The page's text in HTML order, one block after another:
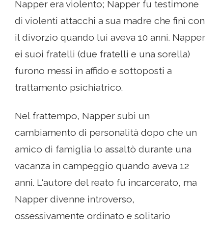
Napper era violento; Napper fu testimone
di violenti attacchi a sua madre che finì con
il divorzio quando lui aveva 10 anni. Napper
ei suoi fratelli (due fratelli e una sorella)
furono messi in affido e sottoposti a
trattamento psichiatrico.
Nel frattempo, Napper subì un
cambiamento di personalità dopo che un
amico di famiglia lo assaltò durante una
vacanza in campeggio quando aveva 12
anni. L'autore del reato fu incarcerato, ma
Napper divenne introverso,
ossessivamente ordinato e solitario